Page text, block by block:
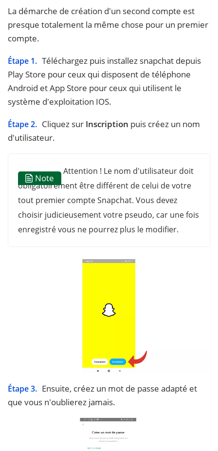
La démarche de création d'un second compte est
presque totalement la même chose pour un premier
compte.
Étape 1. Téléchargez puis installez snapchat depuis
Play Store pour ceux qui disposent de téléphone
Android et App Store pour ceux qui utilisent le
système d'exploitation IOS.
Étape 2. Cliquez sur Inscription puis créez un nom
d'utilisateur.
Note
Attention ! Le nom d'utilisateur doit
obligatoirement être différent de celui de votre
tout premier compte Snapchat. Vous devez
choisir judicieusement votre pseudo, car une fois
enregistré vous ne pourrez plus le modifier.
Étape 3. Ensuite, créez un mot de passe adapté et
que vous n'oublierez jamais.